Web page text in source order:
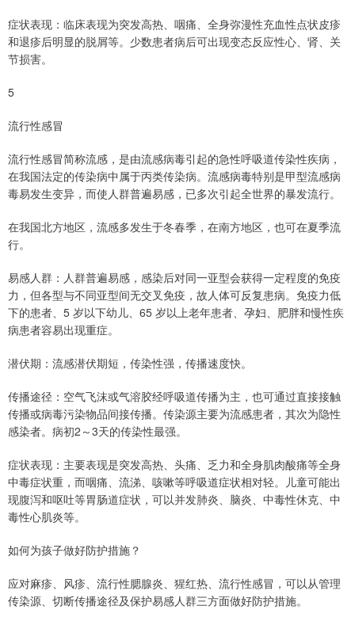
症状表现：临床表现为突发高热、咽痛、全身弥漫性充血性点状皮疹
和退疹后明显的脱屑等。少数患者病后可出现变态反应性心、肾、关
节损害。
5
流行性感冒
流行性感冒简称流感，是由流感病毒引起的急性呼吸道传染性疾病，
在我国法定的传染病中属于丙类传染病。流感病毒特别是甲型流感病
毒易发生变异，而使人群普遍易感，已多次引起全世界的暴发流行。
在我国北方地区，流感多发生于冬春季，在南方地区，也可在夏季流
行。
易感人群：人群普遍易感，感染后对同一亚型会获得一定程度的免疫
力，但各型与不同亚型间无交叉免疫，故人体可反复患病。免疫力低
下的患者、5 岁以下幼儿、65 岁以上老年患者、孕妇、肥胖和慢性疾
病患者容易出现重症。
潜伏期：流感潜伏期短，传染性强，传播速度快。
传播途径：空气飞沫或气溶胶经呼吸道传播为主，也可通过直接接触
传播或病毒污染物品间接传播。传染源主要为流感患者，其次为隐性
感染者。病初2～3天的传染性最强。
症状表现：主要表现是突发高热、头痛、乏力和全身肌肉酸痛等全身
中毒症状重，而咽痛、流涕、咳嗽等呼吸道症状相对轻。儿童可能出
现腹泻和呕吐等胃肠道症状，可以并发肺炎、脑炎、中毒性休克、中
毒性心肌炎等。
如何为孩子做好防护措施？
应对麻疹、风疹、流行性腮腺炎、猩红热、流行性感冒，可以从管理
传染源、切断传播途径及保护易感人群三方面做好防护措施。